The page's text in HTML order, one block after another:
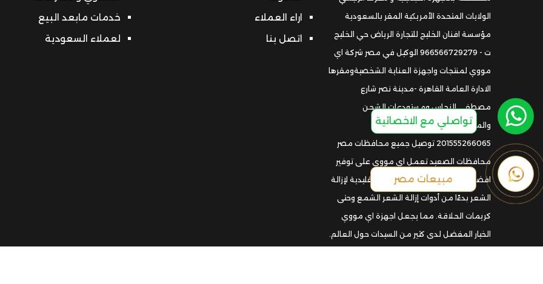
الولايات المتحدة الأمريكية المقر بالسعودية
مؤسسة افنان الخليج للتجارة الرياض حي الخليج
ت - 966566729279 الوكيل في مصر شركة اي
مووي لمنتجات واجهزة العناية الشخصيةومقرها
الادارة العامة القاهرة -مدينة نصر شارع
مصطفي النحاس ومستودعات الشحن
والمستودعات المنصورة -ميت غمر
201555266065 توصيل جميع محافظات مصر
محافظات الصعيد تعمل اي مووي على توفير
افضل تقنيات بديلة لجميع الطرق التقليدية لإزالة
الشعر بدءًا من أدوات إزالة الشعر الشمع وحتى
كريمات الحلاقة. مما يجعل اجهزة اي مووي
الخيار المفضل لدى كثير من السيدات حول العالم.
اراء العملاء
اتصل بنا
خدمات مابعد البيع
لعملاء السعودية
مبيعات مصر
تواصلي مع الاخصائية